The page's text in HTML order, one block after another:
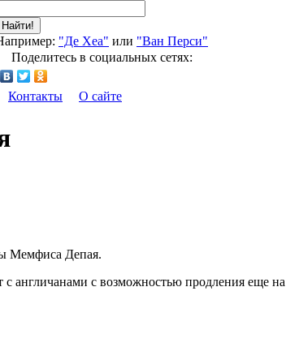
Найти!
"Де Хеа" или "Ван Перси"
Поделитесь в социальных сетях:
Контакты О сайте
Мемфиса Депая.
англичанами с возможностью продления еще